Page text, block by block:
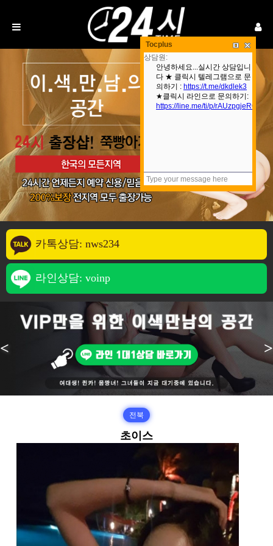
카톡상담: nws234
라인상담: voinp
< >
전북
초이스
Tocplus